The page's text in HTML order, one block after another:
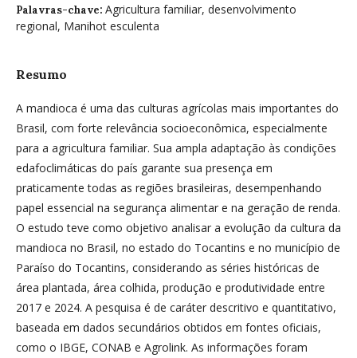
Palavras-chave: Agricultura familiar, desenvolvimento
regional, Manihot esculenta
Resumo
A mandioca é uma das culturas agrícolas mais importantes do
Brasil, com forte relevância socioeconômica, especialmente
para a agricultura familiar. Sua ampla adaptação às condições
edafoclimáticas do país garante sua presença em
praticamente todas as regiões brasileiras, desempenhando
papel essencial na segurança alimentar e na geração de renda.
O estudo teve como objetivo analisar a evolução da cultura da
mandioca no Brasil, no estado do Tocantins e no município de
Paraíso do Tocantins, considerando as séries históricas de
área plantada, área colhida, produção e produtividade entre
2017 e 2024. A pesquisa é de caráter descritivo e quantitativo,
baseada em dados secundários obtidos em fontes oficiais,
como o IBGE, CONAB e Agrolink. As informações foram